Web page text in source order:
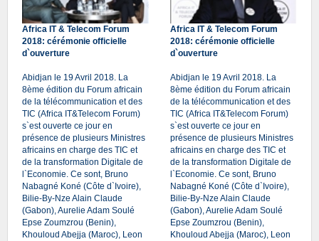
Africa IT & Telecom Forum
2018: cérémonie officielle
d`ouverture
Abidjan le 19 Avril 2018. La
8ème édition du Forum africain
de la télécommunication et des
TIC (Africa IT&Telecom Forum)
s`est ouverte ce jour en
présence de plusieurs Ministres
africains en charge des TIC et
de la transformation Digitale de
l`Economie. Ce sont, Bruno
Nabagné Koné (Côte d`Ivoire),
Bilie-By-Nze Alain Claude
(Gabon), Aurelie Adam Soulé
Epse Zoumzrou (Benin),
Khouloud Abejja (Maroc), Leon
Africa IT & Telecom Forum
2018: cérémonie officielle
d`ouverture
Abidjan le 19 Avril 2018. La
8ème édition du Forum africain
de la télécommunication et des
TIC (Africa IT&Telecom Forum)
s`est ouverte ce jour en
présence de plusieurs Ministres
africains en charge des TIC et
de la transformation Digitale de
l`Economie. Ce sont, Bruno
Nabagné Koné (Côte d`Ivoire),
Bilie-By-Nze Alain Claude
(Gabon), Aurelie Adam Soulé
Epse Zoumzrou (Benin),
Khouloud Abejja (Maroc), Leon